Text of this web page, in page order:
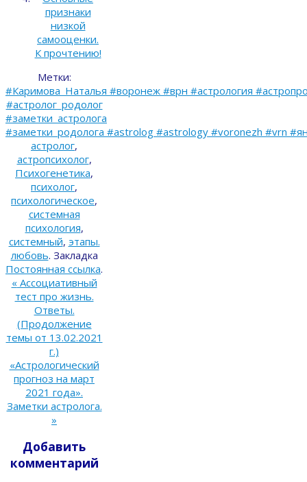
признаки
низкой
самооценки.
К прочтению!
Метки:
#Каримова_Наталья #воронеж #врн #астрология
#астролог_родолог
#заметки_астролога
#заметки_родолога #astrolog #astrology #voronezh #vrn
астролог,
астропсихолог,
Психогенетика,
психолог,
психологическое,
системная
психология,
системный, этапы.
любовь. Закладка
Постоянная ссылка.
«Ассоциативный
тест про жизнь.
Ответы.
(Продолжение
темы от 13.02.2021
г.)
«Астрологический
прогноз на март
2021 года».
Заметки астролога.
»
Добавить
комментарий